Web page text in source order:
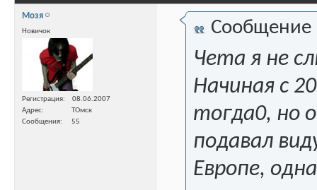
Мозя
Новичок
Регистрация
08.06.2007
Адрес
ТОмск
Сообщения
55
Сообщение
Чета я не
Начиная с
тогда0, но
подавал
Европе,